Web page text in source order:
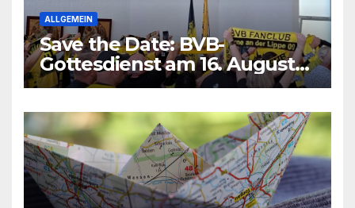
ALLGEMEIN
Save the Date: BVB-
Gottesdienst am 16. August
2026